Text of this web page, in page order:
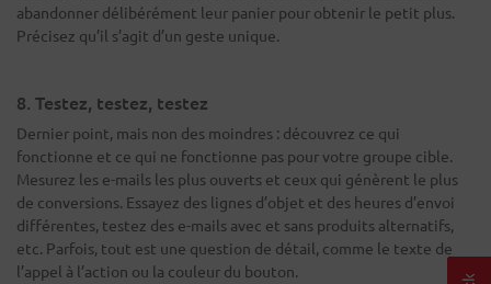
abandonner délibérément leur panier pour obtenir le petit plus.
Précisez qu’il s’agit d’un geste unique.
8. Testez, testez, testez
Dernier point, mais non des moindres : découvrez ce qui
fonctionne et ce qui ne fonctionne pas pour votre groupe cible.
Mesurez les e-mails les plus ouverts et ceux qui génèrent le plus
de conversions. Essayez des lignes d’objet et des heures d’envoi
différentes, testez des e-mails avec et sans produits alternatifs,
etc. Parfois, tout est une question de détail, comme le texte de
l’appel à l’action ou la couleur du bouton.